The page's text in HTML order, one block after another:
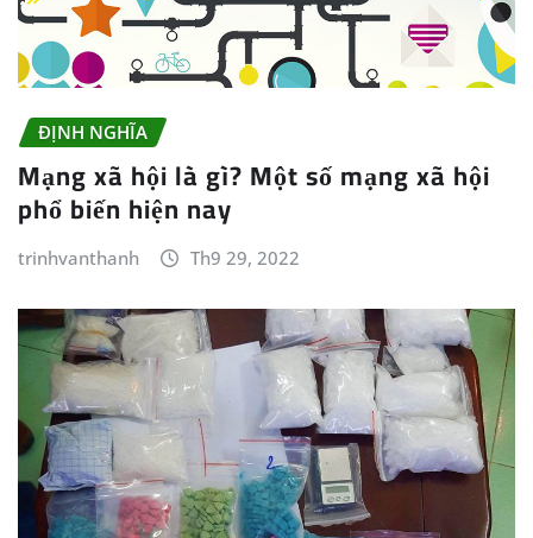
ĐỊNH NGHĨA
Mạng xã hội là gì? Một số mạng xã hội
phổ biến hiện nay
trinhvanthanh Th9 29, 2022